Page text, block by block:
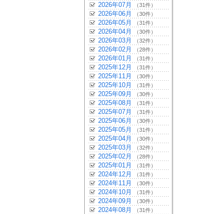
2026年07月 （31件）
2026年06月 （30件）
2026年05月 （31件）
2026年04月 （30件）
2026年03月 （32件）
2026年02月 （28件）
2026年01月 （31件）
2025年12月 （31件）
2025年11月 （30件）
2025年10月 （31件）
2025年09月 （30件）
2025年08月 （31件）
2025年07月 （31件）
2025年06月 （30件）
2025年05月 （31件）
2025年04月 （30件）
2025年03月 （32件）
2025年02月 （28件）
2025年01月 （31件）
2024年12月 （31件）
2024年11月 （30件）
2024年10月 （31件）
2024年09月 （30件）
2024年08月 （31件）